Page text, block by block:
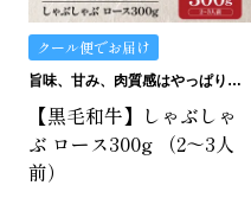
クール便でお届け
旨味、甘み、肉質感はやっぱりロース！
【黒毛和牛】しゃぶしゃ
ぶ ロース300g （2～3人
前）